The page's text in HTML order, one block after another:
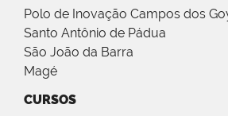
Polo de Inovação Campos dos
Santo Antônio de Pádua
São João da Barra
Magé
CURSOS